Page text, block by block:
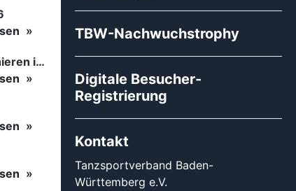
Tanzsport auf höchstem Niveau: Begeisterung bei den Turnieren in…
TBW-Nachwuchstrophy
Digitale Besucher-
Registrierung
Kontakt
Tanzsportverband Baden-
Württemberg e.V.